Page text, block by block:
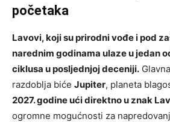
početaka
Lavovi, koji su prirodni vođe i pod
narednim godinama ulaze u jedan
ciklusa u posljednjoj deceniji.
razdoblja biće Jupiter, planeta
2027. godine ući direktno u znak
ogromne mogućnosti za